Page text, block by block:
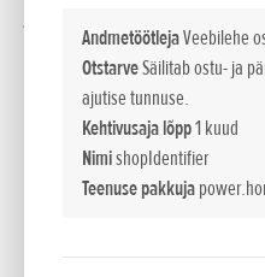
AndmetöötlejaVeebilehe
OtstarveSäilitab ostu- ja
ajutise tunnuse.
Kehtivusaja lõpp1 kuud
NimishopIdentifier
Teenuse pakkuja
mis on tuntud oma tubli
poolest. Üldotstarbelistel
kulumiskindel malmist
vastupidavust ka veidi savi
käitlemiseks, näiteks